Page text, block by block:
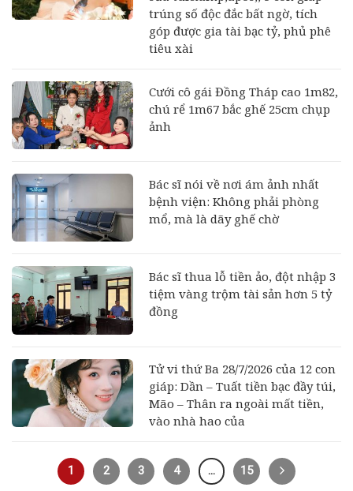
trúng số độc đắc bất ngờ, tích
góp được gia tài bạc tỷ, phủ phê
tiêu xài
Cưới cô gái Đồng Tháp cao 1m82,
chú rể 1m67 bắc ghế 25cm chụp
ảnh
Bác sĩ nói về nơi ám ảnh nhất
bệnh viện: Không phải phòng
mổ, mà là dãy ghế chờ
Bác sĩ thua lỗ tiền ảo, đột nhập 3
tiệm vàng trộm tài sản hơn 5 tỷ
đồng
Tử vi thứ Ba 28/7/2026 của 12 con
giáp: Dần – Tuất tiền bạc đầy túi,
Mão – Thân ra ngoài mất tiền,
vào nhà hao của
1 2 3 4 … 15